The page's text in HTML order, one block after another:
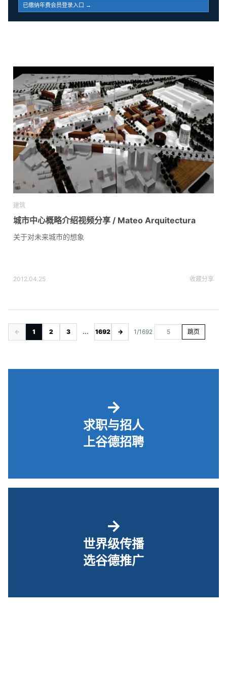
已缴纳年费会员登录入口 →
建筑
城市中心概略介绍视频分享 / Mateo Arquitectura
关于对未来城市的想象
2012.04.25 收藏分享
← 1 2 3 ... 1692 → 1/1692 跳页
→
求职与招人
上谷德招聘
→
世界级传播
选谷德推广